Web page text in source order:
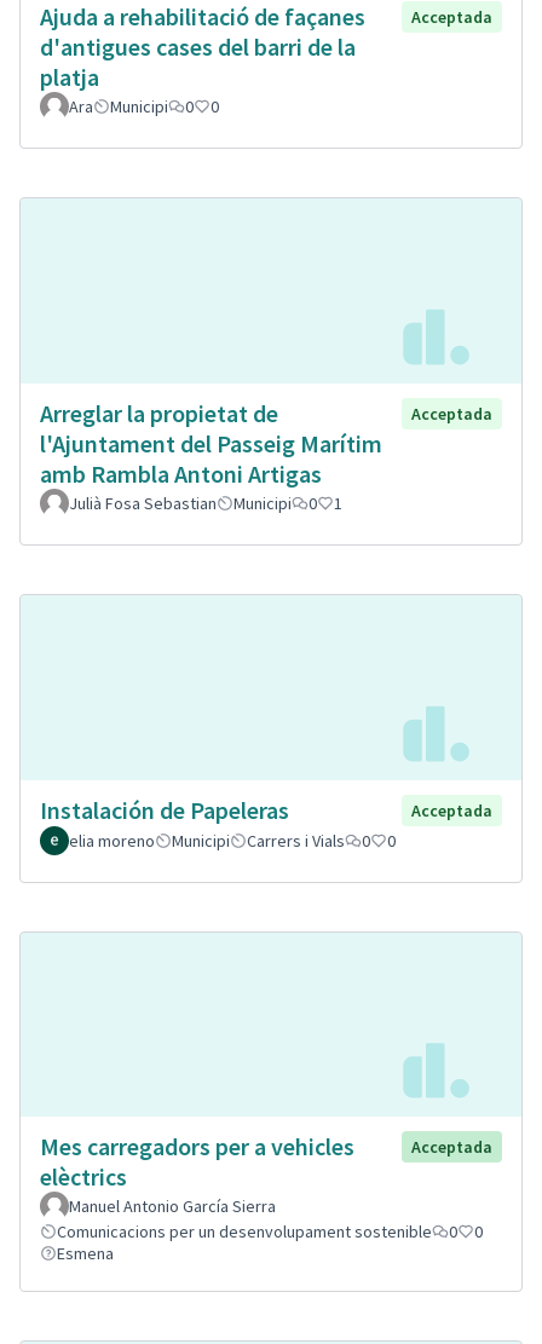
Ajuda a rehabilitació de façanes
d'antigues cases del barri de la
platja
Acceptada
Ara Municipi 0 0
Arreglar la propietat de
l'Ajuntament del Passeig Marítim
amb Rambla Antoni Artigas
Acceptada
Julià Fosa Sebastian Municipi 0 1
Instalación de Papeleras
Acceptada
elia moreno
Municipi Carrers i Vials 0 0
Mes carregadors per a vehicles
elèctrics
Acceptada
Manuel Antonio García Sierra
Comunicacions per un desenvolupament sostenible
0
0
Esmena